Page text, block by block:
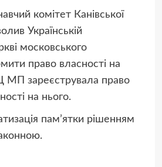
комітет Канівської
Українській
московського
право власності на
МП зареєструвала право
на нього.
пам’ятки рішенням